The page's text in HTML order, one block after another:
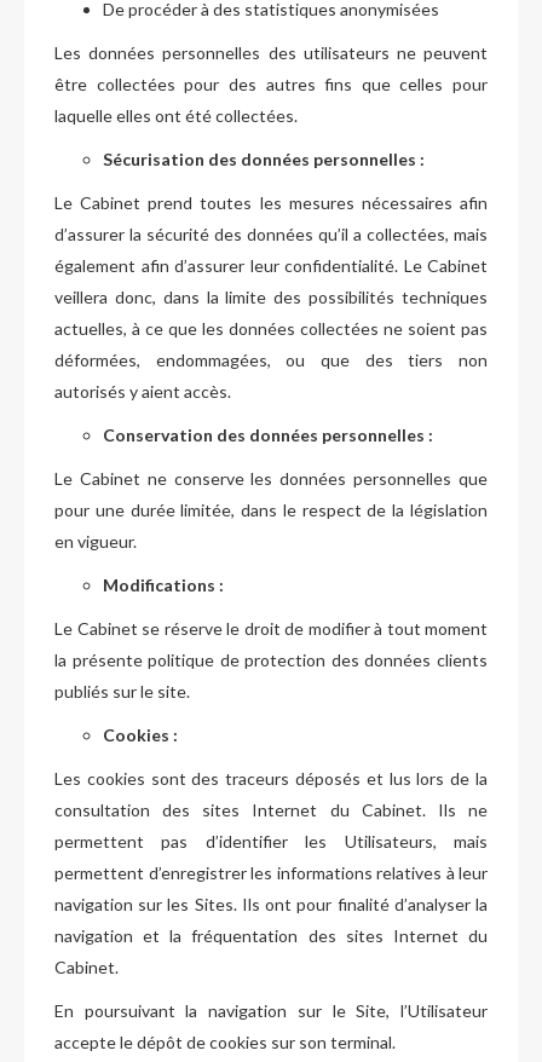
De procéder à des statistiques anonymisées
Les données personnelles des utilisateurs ne peuvent
être collectées pour des autres fins que celles pour
laquelle elles ont été collectées.
Sécurisation des données personnelles :
Le Cabinet prend toutes les mesures nécessaires afin
d’assurer la sécurité des données qu’il a collectées, mais
également afin d’assurer leur confidentialité. Le Cabinet
veillera donc, dans la limite des possibilités techniques
actuelles, à ce que les données collectées ne soient pas
déformées, endommagées, ou que des tiers non
autorisés y aient accès.
Conservation des données personnelles :
Le Cabinet ne conserve les données personnelles que
pour une durée limitée, dans le respect de la législation
en vigueur.
Modifications :
Le Cabinet se réserve le droit de modifier à tout moment
la présente politique de protection des données clients
publiés sur le site.
Cookies :
Les cookies sont des traceurs déposés et lus lors de la
consultation des sites Internet du Cabinet. Ils ne
permettent pas d’identifier les Utilisateurs, mais
permettent d’enregistrer les informations relatives à leur
navigation sur les Sites. Ils ont pour finalité d’analyser la
navigation et la fréquentation des sites Internet du
Cabinet.
En poursuivant la navigation sur le Site, l’Utilisateur
accepte le dépôt de cookies sur son terminal.